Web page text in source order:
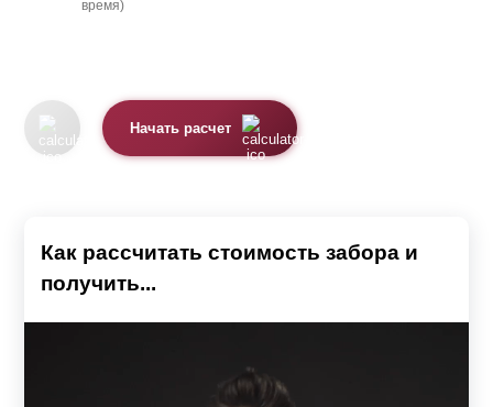
время)
Начать расчет
Как рассчитать стоимость забора и
получить...